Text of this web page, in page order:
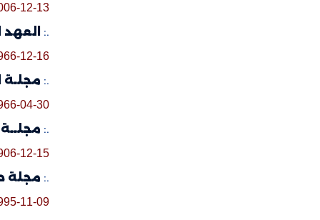
12-13
.: العهد
12-16
.:
04-30
.: مجلــة
12-15
.: مجلة
11-09